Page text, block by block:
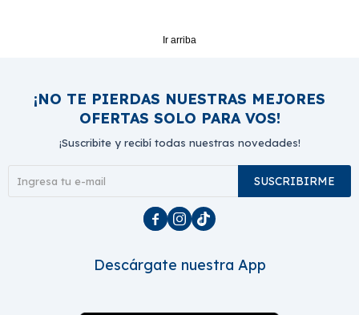
Ir arriba
¡NO TE PIERDAS NUESTRAS MEJORES
OFERTAS SOLO PARA VOS!
¡Suscribite y recibí todas nuestras novedades!
SUSCRIBIRME
  
Descárgate nuestra App